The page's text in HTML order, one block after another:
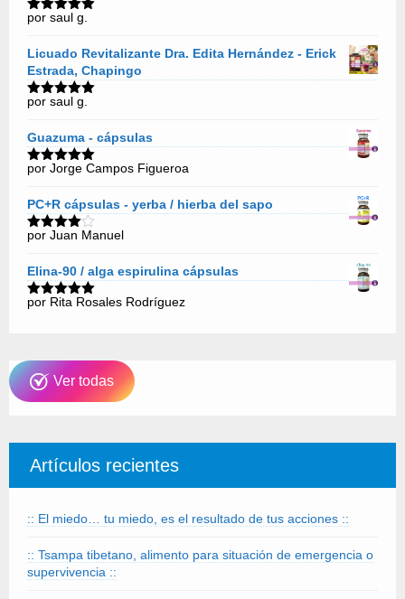
Valorado
por saul g.
Licuado Revitalizante Dra. Edita Hernández - Erick
Estrada, Chapingo
Valorado
por saul g.
Guazuma - cápsulas
Valorado
por Jorge Campos Figueroa
PC+R cápsulas - yerba / hierba del sapo
Valorado
5
por Juan Manuel
Elina-90 / alga espirulina cápsulas
Valorado
por Rita Rosales Rodríguez
Ver todas
Artículos recientes
:: El miedo… tu miedo, es el resultado de tus acciones ::
:: Tsampa tibetano, alimento para situación de emergencia o
supervivencia ::